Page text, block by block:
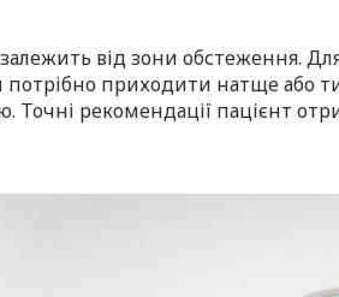
від зони обстеження.
потрібно приходити натще або
Точні рекомендації пацієнт